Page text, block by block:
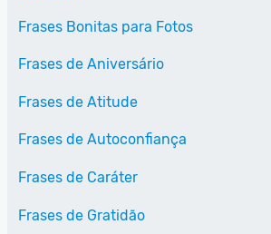
Frases Bonitas para Fotos
Frases de Aniversário
Frases de Atitude
Frases de Autoconfiança
Frases de Caráter
Frases de Gratidão